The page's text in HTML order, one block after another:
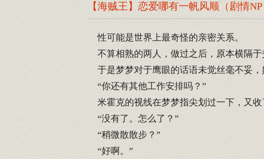
【海贼王】恋爱哪有一帆风顺（剧情
性可能是世界上最奇怪的亲密关系。
不算相熟的两人，做过之后，原本横隔于
于是梦梦对于鹰眼的话语未觉丝毫不妥，
“你还有其他工作安排吗？”
米霍克的视线在梦梦指尖划过一下，又收
“没有了。怎么了？”
“稍微散散步？”
“好啊。”